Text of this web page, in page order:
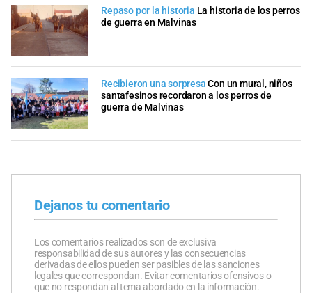
Repaso por la historia La historia de los perros
de guerra en Malvinas
Recibieron una sorpresa Con un mural, niños
santafesinos recordaron a los perros de
guerra de Malvinas
Dejanos tu comentario
Los comentarios realizados son de exclusiva
responsabilidad de sus autores y las consecuencias
derivadas de ellos pueden ser pasibles de las sanciones
legales que correspondan. Evitar comentarios ofensivos o
que no respondan al tema abordado en la información.